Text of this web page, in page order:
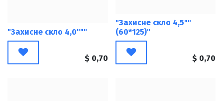
"Захисне скло 4,0"""
$ 0,70
"Захисне скло 4,5""
(60*125)"
$ 0,70